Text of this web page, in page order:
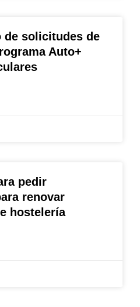
de solicitudes de
Auto+
pedir
renovar
hostelería